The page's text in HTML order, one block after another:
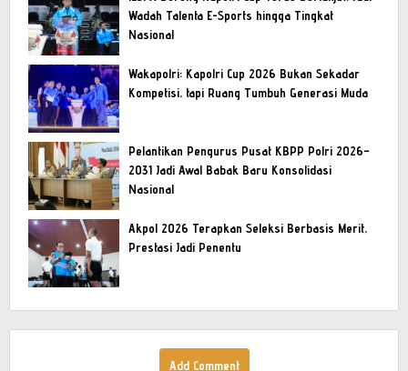
Wadah Talenta E-Sports hingga Tingkat
Nasional
Wakapolri: Kapolri Cup 2026 Bukan Sekadar
Kompetisi, tapi Ruang Tumbuh Generasi Muda
Pelantikan Pengurus Pusat KBPP Polri 2026–
2031 Jadi Awal Babak Baru Konsolidasi
Nasional
Akpol 2026 Terapkan Seleksi Berbasis Merit,
Prestasi Jadi Penentu
Add Comment